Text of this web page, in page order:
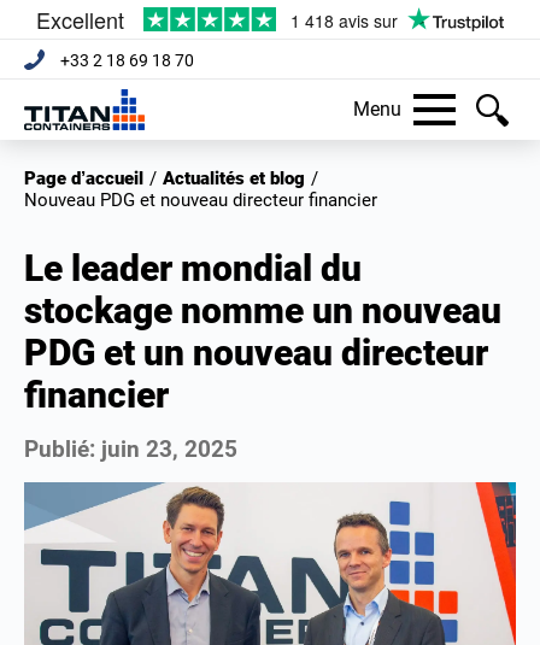
+33 2 18 69 18 70
Menu
Page d’accueil / Actualités et blog /
Nouveau PDG et nouveau directeur financier
Le leader mondial du
stockage nomme un nouveau
PDG et un nouveau directeur
financier
Publié: juin 23, 2025